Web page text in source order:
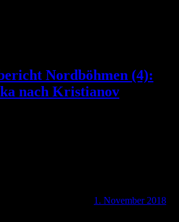
Nordböhmen (4):
nach Kristianov
1. November 2018